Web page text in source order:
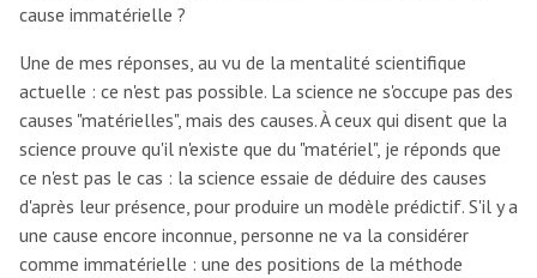
cause immatérielle ?
Une de mes réponses, au vu de la mentalité scientifique
actuelle : ce n'est pas possible. La science ne s'occupe pas des
causes "matérielles", mais des causes. À ceux qui disent que la
science prouve qu'il n'existe que du "matériel", je réponds que
ce n'est pas le cas : la science essaie de déduire des causes
d'après leur présence, pour produire un modèle prédictif. S'il y a
une cause encore inconnue, personne ne va la considérer
comme immatérielle : une des positions de la méthode